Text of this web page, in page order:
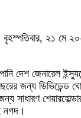
২১ মে
দেশ জেনারেল
জন্য ডিভিডেন্ড
সাধারণ
নগদ।